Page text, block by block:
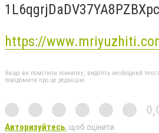
https://
Якщо ви помітили помилку, виділіть необхідний
повідомити про це редакцію
Авторизуйтесь, щоб оцінити